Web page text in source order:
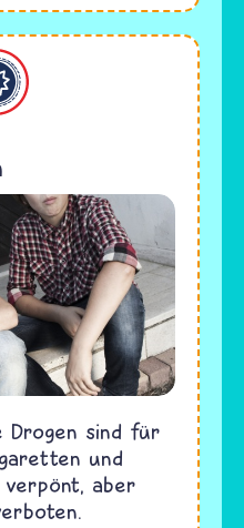
Drogen sind für
und
verpönt, aber